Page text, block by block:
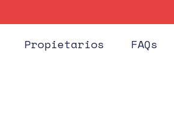
Propietarios FAQs